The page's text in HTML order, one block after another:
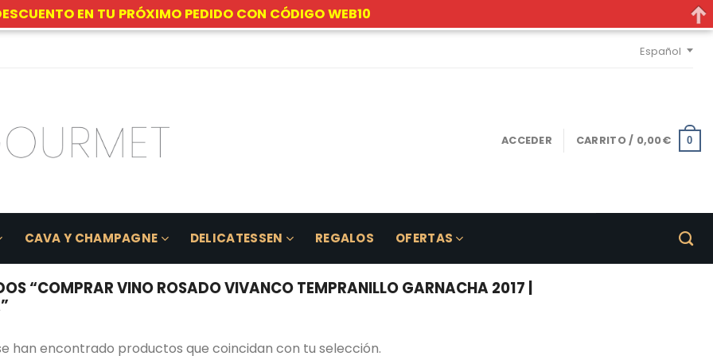
Español
ACCEDER CARRITO / 0,00€ 0
CAVA Y CHAMPAGNE DELICATESSEN REGALOS OFERTAS
“COMPRAR VINO ROSADO VIVANCO TEMPRANILLO GARNACHA 2017 |
han encontrado productos que coincidan con tu selección.
EN TU PRÓXIMO PEDIDO CON CÓDIGO WEB10